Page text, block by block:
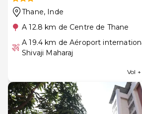
Thane, Inde
A 12.8 km de Centre de Thane
A 19.4 km de Aéroport
Shivaji Maharaj
Vol